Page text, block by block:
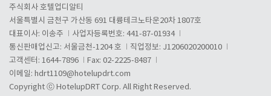
주식회사 호텔업디알티
서울특별시 금천구 가산동 691 대륭테크노타운20차 1807호
대표이사: 이송주
사업자등록번호: 441-87-01934
통신판매업신고: 서울금천-1204 호
직업정보: J1206020200010
고객센터: 1644-7896
Fax: 02-2225-8487
이메일: hdrt1109@hotelupdrt.com
Copyright ⓒ HotelupDRT Corp. All Right Reserved.